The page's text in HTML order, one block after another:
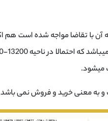
میشود.
و به معنی خرید و فروش نمی